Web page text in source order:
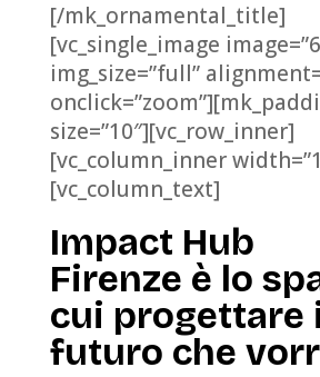
[/mk_ornamental_title]
[vc_single_image
img_size=”full”
size=”10″][vc_row_inner]
[vc_column_inner
[vc_column_text]
Impact Hub
Firenze è lo
cui progettare
futuro che